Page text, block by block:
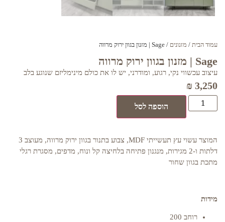
עמוד הבית / מזנונים / Sage | מזנון בגוון ירוק מרווה
Sage | מזנון בגוון ירוק מרווה
עיצוב עכשווי נקי, רגוע, ומודרני, יש לו את כולם מינימליזם שנוגע בלב
₪ 3,250
הוספה לסל
המוצר עשוי עץ תעשייתי MDF, צבוע בתנור בגוון ירוק מרווה, מעוצב 3
דלתות ו-2 מגירות, מנגנון פתיחה בלחיצה קל ונוח, מדפים, מסגרת רגלי
מתכת בגוון שחור
מידות
רוחב 200